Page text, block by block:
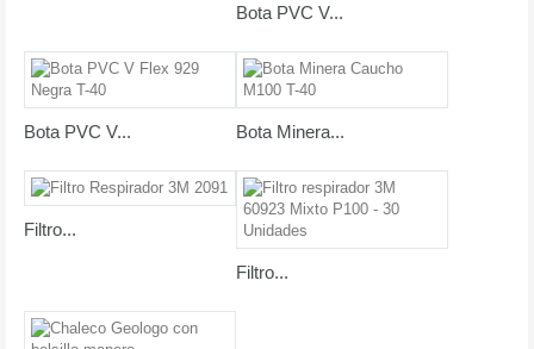
Bota PVC V...
Bota PVC V... Bota Minera...
Filtro...
Filtro...